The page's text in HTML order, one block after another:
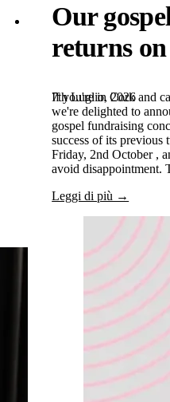
Our
returns
7th Luglio, 2026
If you're in Cork and
we're delighted to
gospel fundraising
success of its previous
Friday, 2nd October ,
avoid
Leggi di più →